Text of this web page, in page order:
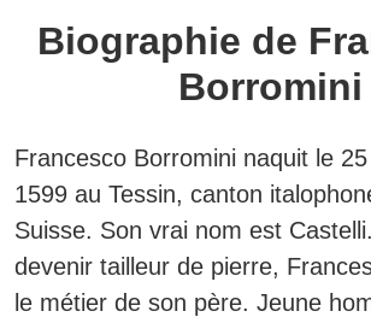
Biographie de
Borromini
Francesco Borromini naquit le
1599 au Tessin, canton
Suisse. Son vrai nom est Castelli.
devenir tailleur de pierre,
le métier de son père. Jeune